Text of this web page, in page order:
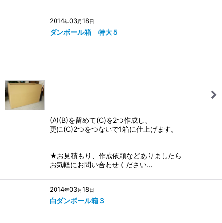
2014年03月18日
ダンボール箱 特大５
(A)(B)を留めて(C)を2つ作成し、
更に(C)2つをつないで1箱に仕上げます。
★お見積もり、作成依頼などありましたら
お気軽にお問い合わせください…
2014年03月18日
白ダンボール箱３